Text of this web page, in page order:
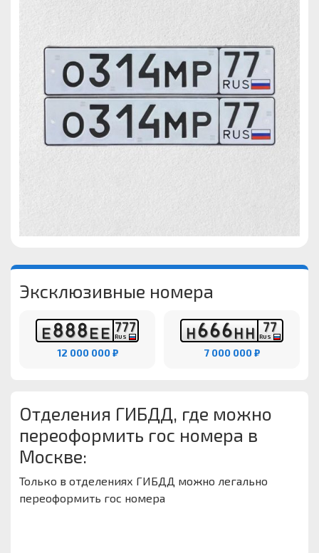
Эксклюзивные номера
Е888ЕЕ 777
RUS
12 000 000 ₽
Н666НН 77
RUS
7 000 000 ₽
Отделения ГИБДД, где можно
переоформить гос номера в
Москве:
Только в отделениях ГИБДД можно легально
переоформить гос номера